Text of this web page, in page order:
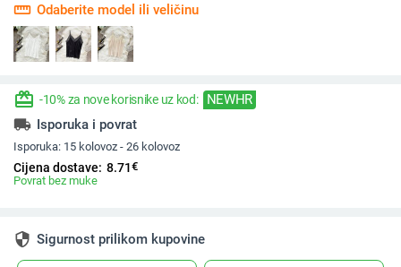
straighten Odaberite model ili veličinu
redeem -10% za nove korisnike uz kod: NEWHR
local_shipping Isporuka i povrat
Isporuka: 15 kolovoz - 26 kolovoz
Cijena dostave: 8.71€
Povrat bez muke
security Sigurnost prilikom kupovine